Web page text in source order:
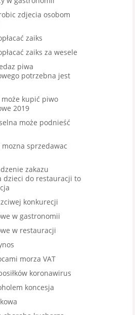
zdjecia osobom
zaiks
zaiks za wesele
piwa
potrzebna jest
kupić piwo
2019
może podnieść
mozna sprzedawac
zakazu
dzieci do restauracji to
konkurecji
w gastronomii
w restauracji
morza VAT
koronawirus
koncesja